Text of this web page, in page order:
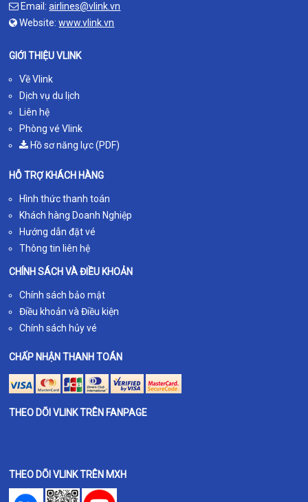
Email:airlines@vlink.vn
Website:www.vlink.vn
GIỚI THIỆU VLINK
Về Vlink
Dịch vụ du lịch
Liên hệ
Phòng vé Vlink
Hồ sơ năng lực (PDF)
HỖ TRỢ KHÁCH HÀNG
Hình thức thanh toán
Khách hàng Doanh Nghiệp
Hướng dẫn đặt vé
Thông tin liên hệ
CHÍNH SÁCH VÀ ĐIỀU KHOẢN
Chính sách bảo mật
Điều khoản và Điều kiện
Chính sách hủy vé
CHẤP NHẬN THANH TOÁN
THEO DÕI VLINK TRÊN FANPAGE
THEO DÕI VLINK TRÊN MXH